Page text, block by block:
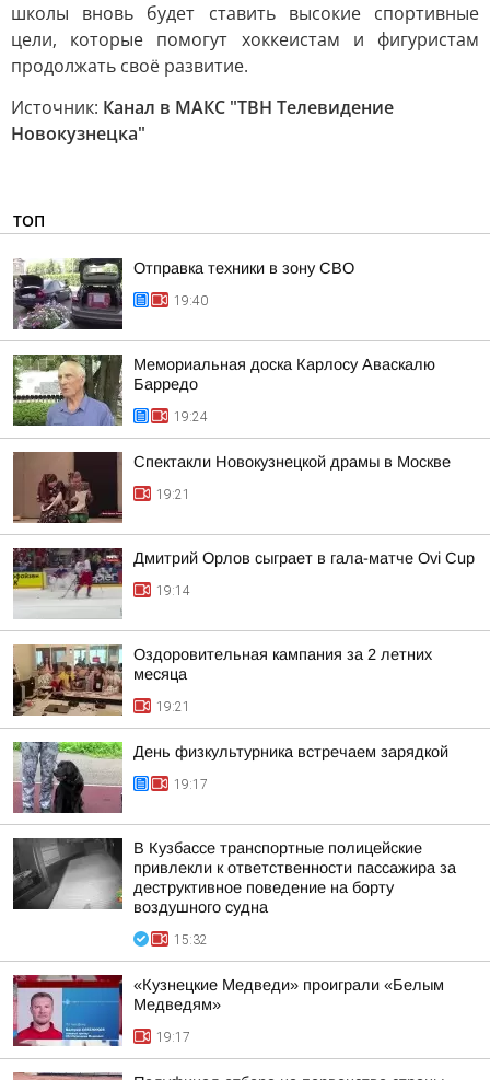
школы вновь будет ставить высокие спортивные
цели, которые помогут хоккеистам и фигуристам
продолжать своё развитие.
Источник: Канал в МАКС "ТВН Телевидение
Новокузнецка"
ТОП
Отправка техники в зону СВО
19:40
Мемориальная доска Карлосу Аваскалю
Барредо
19:24
Спектакли Новокузнецкой драмы в Москве
19:21
Дмитрий Орлов сыграет в гала-матче Ovi Cup
19:14
Оздоровительная кампания за 2 летних
месяца
19:21
День физкультурника встречаем зарядкой
19:17
В Кузбассе транспортные полицейские
привлекли к ответственности пассажира за
деструктивное поведение на борту
воздушного судна
15:32
«Кузнецкие Медведи» проиграли «Белым
Медведям»
19:17